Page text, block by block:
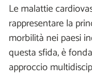
Le malattie
rappresentare la
morbilità nei paesi
questa sfida, è
approccio